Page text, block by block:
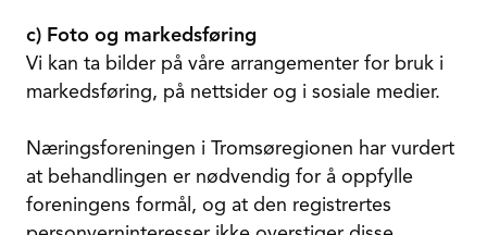
c) Foto og markedsføring
Vi kan ta bilder på våre arrangementer for bruk i
markedsføring, på nettsider og i sosiale medier.
Næringsforeningen i Tromsøregionen har vurdert
at behandlingen er nødvendig for å oppfylle
foreningens formål, og at den registrertes